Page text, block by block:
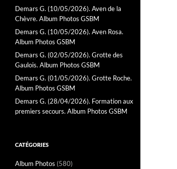
Demars G. (10/05/2026). Aven de la
Chèvre. Album Photos GSBM
Demars G. (10/05/2026). Aven Rosa.
Album Photos GSBM
Demars G. (02/05/2026). Grotte des
Gaulois. Album Photos GSBM
Demars G. (01/05/2026). Grotte Roche.
Album Photos GSBM
Demars G. (28/04/2026). Formation aux
premiers secours. Album Photos GSBM
CATÉGORIES
Album Photos (580)